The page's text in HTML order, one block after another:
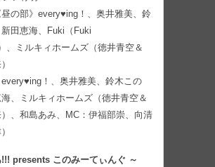
の部》every♥ing！、奥井雅美、鈴
田恵海、Fuki（Fuki
、ミルキィホームズ（徳井青空＆
every♥ing！、奥井雅美、鈴木この
、ミルキィホームズ（徳井青空＆
、和島あみ、MC：伊福部崇、向清
presents このみーてぃんぐ ～